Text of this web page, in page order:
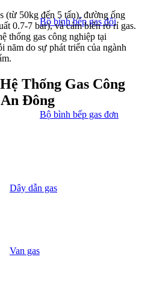
Bộ bình bếp gas đôi
Bộ bình bếp gas đơn
Dây dẫn gas
Van gas
(từ 50kg đến 5 tấn), đường ống
0.7-7 bar), và cảm biến rò rỉ gas.
thống gas công nghiệp tại
năm do sự phát triển của ngành
Thống Gas Công
Đông